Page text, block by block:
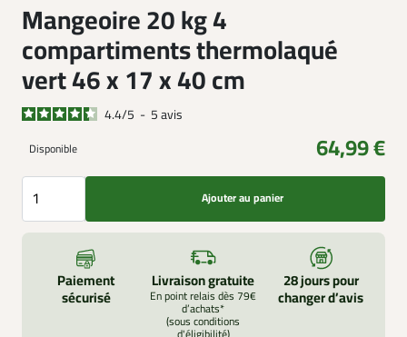
Mangeoire 20 kg 4
compartiments thermolaqué
vert 46 x 17 x 40 cm
4.4/5 - 5avis
Disponible 64,99 €
Ajouter au panier
Paiement
sécurisé
Livraison gratuite
En point relais dès 79€
d’achats*
(sous conditions
28 jours pour
changer d’avis